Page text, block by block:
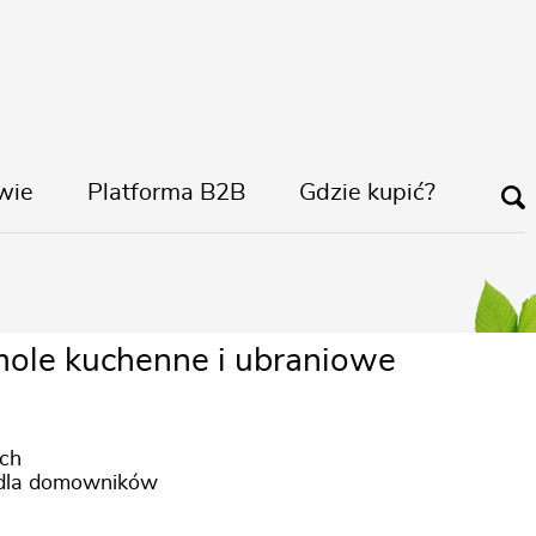
Platforma B2B Gdzie kupić?
kuchenne i ubraniowe
domowników